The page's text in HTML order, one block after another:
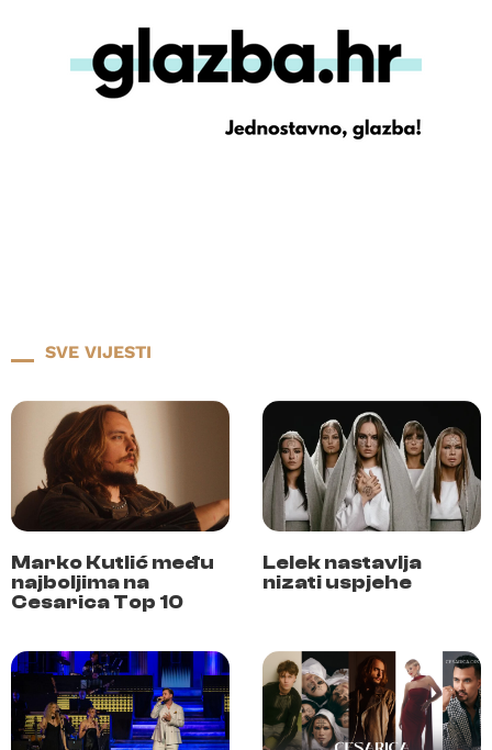
SVE VIJESTI
Marko Kutlić među
najboljima na
Cesarica Top 10
Lelek nastavlja
nizati uspjehe